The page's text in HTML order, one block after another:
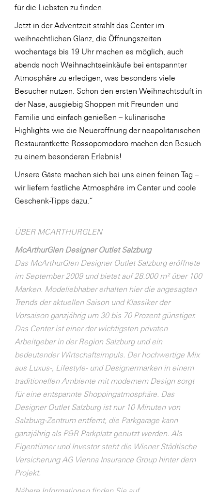
Verband Druck Medien Österreich
Wirtschaftskammer Salzburg
WKS Fachgruppe Fahrzeughandel und
Fahrzeugtechnik
WKS Fachgruppe Finanzdienstleister
WK UBIT
Zühlke
Media
für die Liebsten zu finden.
Jetzt in der Adventzeit strahlt das Center im
weihnachtlichen Glanz, die Öffnungszeiten
wochentags bis 19 Uhr machen es möglich, auch
abends noch Weihnachtseinkäufe bei entspannter
Atmosphäre zu erledigen, was besonders viele
Besucher nutzen. Schon den ersten Weihnachtsduft in
der Nase, ausgiebig Shoppen mit Freunden und
Familie und einfach genießen – kulinarische
Highlights wie die Neueröffnung der neapolitanischen
Restaurantkette Rossopomodoro machen den Besuch
zu einem besonderen Erlebnis!
Unsere Gäste machen sich bei uns einen feinen Tag –
wir liefern festliche Atmosphäre im Center und coole
Geschenk-Tipps dazu.“
ÜBER MCARTHURGLEN
McArthurGlen Designer Outlet Salzburg
Das McArthurGlen Designer Outlet Salzburg eröffnete
im September 2009 und bietet auf 28.000 m² über 100
Marken. Modeliebhaber erhalten hier die angesagten
Trends der aktuellen Saison und Klassiker der
Vorsaison ganzjährig um 30 bis 70 Prozent günstiger.
Das Center ist einer der wichtigsten privaten
Arbeitgeber in der Region Salzburg und ein
bedeutender Wirtschaftsimpuls. Der hochwertige Mix
aus Luxus-, Lifestyle- und Designermarken in einem
traditionellen Ambiente mit modernem Design sorgt
für eine entspannte Shoppingatmosphäre. Das
Designer Outlet Salzburg ist nur 10 Minuten von
Salzburg-Zentrum entfernt, die Parkgarage kann
ganzjährig als P&R Parkplatz genutzt werden. Als
Eigentümer und Investor steht die Wiener Städtische
Versicherung AG Vienna Insurance Group hinter dem
Projekt.